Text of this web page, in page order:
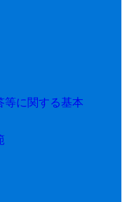
等に関する基本